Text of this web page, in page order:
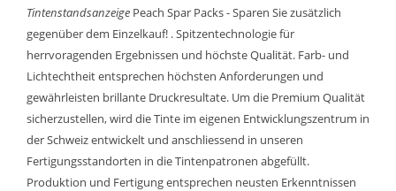
Tintenstandsanzeige Peach Spar Packs - Sparen Sie zusätzlich
gegenüber dem Einzelkauf! . Spitzentechnologie für
herrvoragenden Ergebnissen und höchste Qualität. Farb- und
Lichtechtheit entsprechen höchsten Anforderungen und
gewährleisten brillante Druckresultate. Um die Premium Qualität
sicherzustellen, wird die Tinte im eigenen Entwicklungszentrum in
der Schweiz entwickelt und anschliessend in unseren
Fertigungsstandorten in die Tintenpatronen abgefüllt.
Produktion und Fertigung entsprechen neusten Erkenntnissen